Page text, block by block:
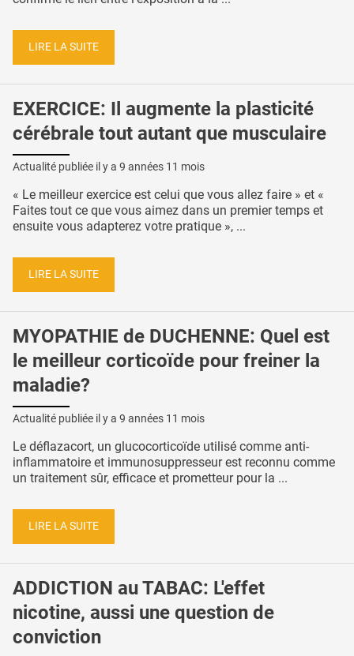
LIRE LA SUITE
EXERCICE: Il augmente la plasticité
cérébrale tout autant que musculaire
Actualité publiée il y a 9 années 11 mois
« Le meilleur exercice est celui que vous allez faire » et «
Faites tout ce que vous aimez dans un premier temps et
ensuite vous adapterez votre pratique », ...
LIRE LA SUITE
MYOPATHIE de DUCHENNE: Quel est
le meilleur corticoïde pour freiner la
maladie?
Actualité publiée il y a 9 années 11 mois
Le déflazacort, un glucocorticoïde utilisé comme anti-
inflammatoire et immunosuppresseur est reconnu comme
un traitement sûr, efficace et prometteur pour la ...
LIRE LA SUITE
ADDICTION au TABAC: L'effet
nicotine, aussi une question de
conviction